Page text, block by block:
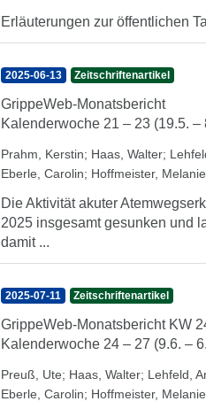
Erläuterungen zur öffentlichen
2025-06-13 Zeitschriftenartikel
GrippeWeb-Monatsbericht
Kalenderwoche 21 – 23 (19.5.
Prahm, Kerstin; Haas, Walter;
Eberle, Carolin; Hoffmeister, Melanie
Die Aktivität akuter
2025 insgesamt gesunken und
damit ...
2025-07-11 Zeitschriftenartikel
GrippeWeb-Monatsbericht KW
Kalenderwoche 24 – 27 (9.6. –
Preuß, Ute; Haas, Walter; Lehfeld,
Eberle, Carolin; Hoffmeister, Melanie